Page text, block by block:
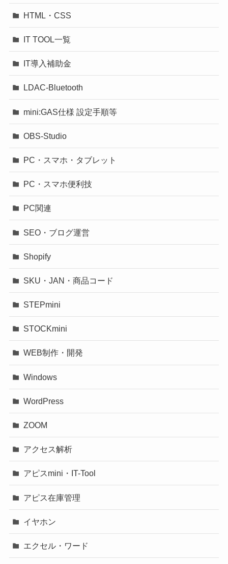
HTML・CSS
IT TOOL一覧
IT導入補助金
LDAC-Bluetooth
mini:GAS仕様 設定手順等
OBS-Studio
PC・スマホ・タブレット
PC・スマホ便利技
PC関連
SEO・ブログ運営
Shopify
SKU・JAN・商品コード
STEPmini
STOCKmini
WEB制作・開発
Windows
WordPress
ZOOM
アクセス解析
アピスmini・IT-Tool
アピス在庫管理
イヤホン
エクセル・ワード